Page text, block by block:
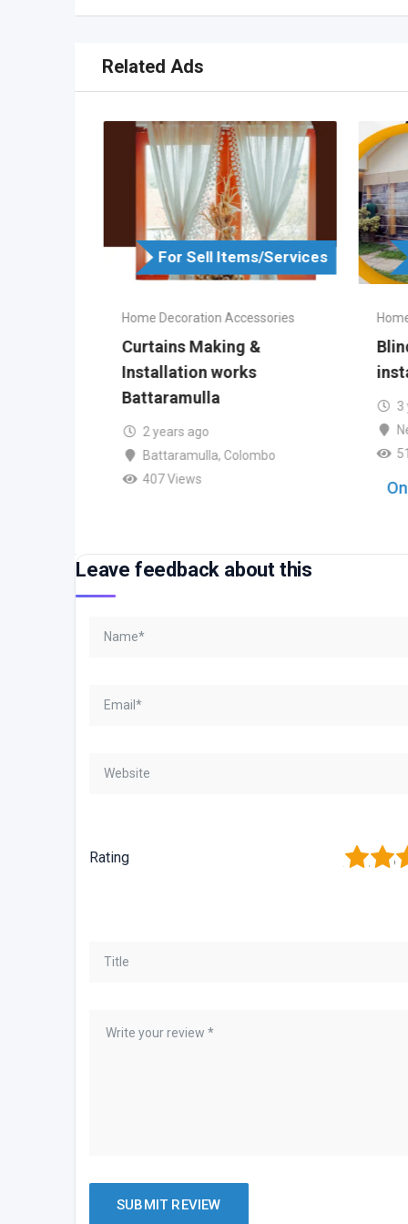
Related Ads
For Sell Items/Services
Home Decoration Accessories
Curtains Making &
Installation works
Battaramulla
2 years ago
Battaramulla, Colombo
407 Views
3
Leave feedback about this
Rating 3
2